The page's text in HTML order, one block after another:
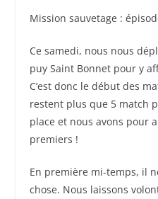
Mission sauvetage :
Ce samedi, nous nous
puy Saint Bonnet pour y
C’est donc le début des
restent plus que 5 match
place et nous avons pour
premiers !
En première mi-temps, il
chose. Nous laissons